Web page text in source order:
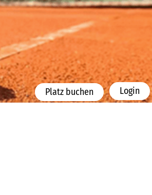
Platz buchen Login